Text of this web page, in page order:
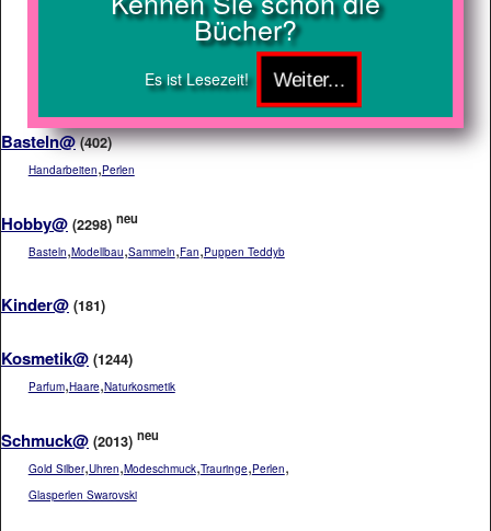
Bücher?
Es ist Lesezeit!
Basteln@ (402)
Handarbeiten,Perlen
Hobby@ (2298) neu
Basteln,Modellbau,Sammeln,Fan,Puppen Teddyb
Kinder@ (181)
Kosmetik@ (1244)
Parfum,Haare,Naturkosmetik
Schmuck@ (2013) neu
Gold Silber,Uhren,Modeschmuck,Trauringe,Perlen,
Glasperlen Swarovski